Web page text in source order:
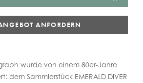
ANFORDERN
wurde von einem 80er-Jahre
dem Sammlerstück EMERALD DIVER